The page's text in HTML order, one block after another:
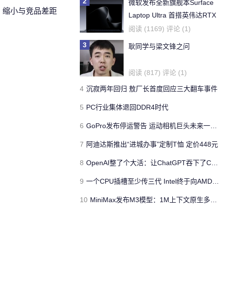
小与竞品差距
微软发布全新旗舰本Surface
Laptop Ultra 首搭英伟达RTX
Spark Arm芯片
阅读 (1169) 评论 (1)
3 耿同学与梁文锋之问
阅读 (817) 评论 (1)
4 沉寂两年回归 敖厂长首度回应三大翻车事件
5 PC行业集体退回DDR4时代
6 GoPro发布停运警告 运动相机巨头未来一年内可能关门
7 阿迪达斯推出“进城办事”定制T恤 定价448元
8 OpenAI整了个大活：让ChatGPT吞下了Codex
9 一个CPU插槽至少传三代 Intel终于向AMD看齐了
10 MiniMax发布M3模型：1M上下文原生多模态，编程能力超GPT-5.5